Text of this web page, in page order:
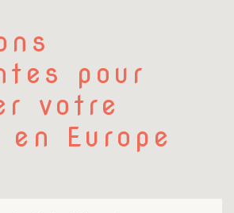
pour
votre
en Europe